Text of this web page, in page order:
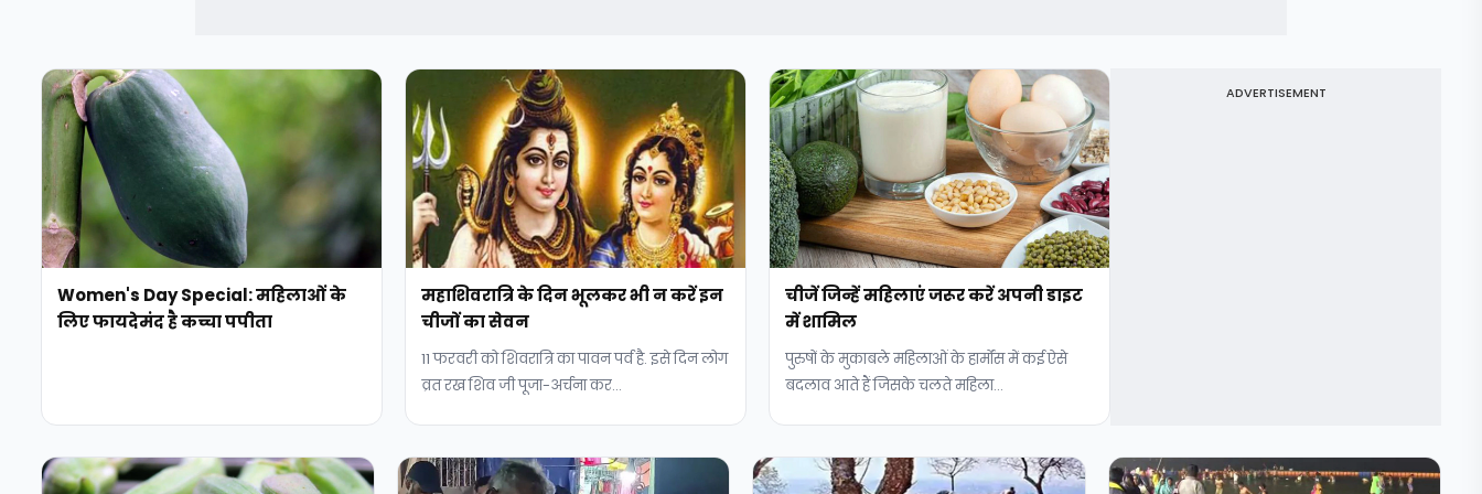
Women's Day Special: महिलाओं के
लिए फायदेमंद है कच्चा पपीता
महाशिवरात्रि के दिन भूलकर भी न करें इन
चीजों का सेवन
11 फरवरी को शिवरात्रि का पावन पर्व है. इसे दिन लोग
व्रत रख शिव जी पूजा-अर्चना कर...
चीजें जिन्हें महिलाएं जरूर करें अपनी डाइट
में शामिल
पुरुषों के मुकाबले महिलाओं के हार्मोंस में कई ऐसे
बदलाव आते हैं जिसके चलते महिला...
ADVERTISEMENT